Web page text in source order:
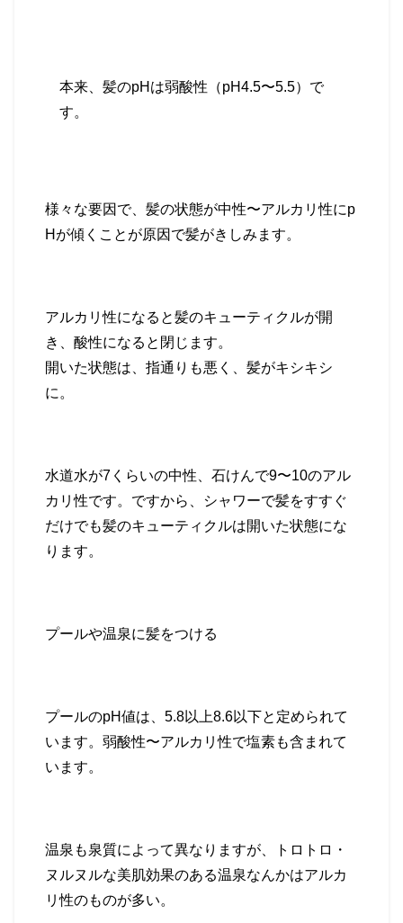
本来、 髪のpH は弱酸性（pH4.5〜5.5） で
す。
様々な要因で、髪の状態が中性〜アルカリ性にp
H が傾くことが原因で髪がきしみます。
アルカリ性になると髪のキューティクルが開
き、酸性になると閉じます。
開いた状態は、指通りも悪く、髪がキシキシ
に。
水道水が7 くらいの中性、石けんで9〜10のアル
カリ性です。ですから、シャワーで髪をすすぐ
だけでも髪のキューティクルは開いた状態にな
ります。
プールや温泉に髪をつける
プールのpH値は、 5.8以上8.6以下と定められて
います。弱酸性〜アルカリ性で塩素も含まれて
います。
温泉も泉質によって異なりますが、トロトロ・
ヌルヌルな美肌効果のある温泉なんかはアルカ
リ性のものが多い。